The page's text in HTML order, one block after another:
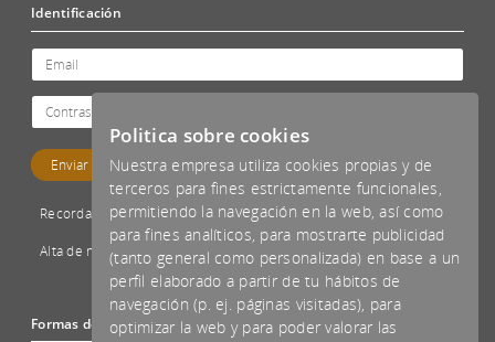
Identificación
Recordar password
Alta de nuevo cliente
Formas de pago aceptadas
Politica sobre cookies
Nuestra empresa utiliza cookies propias y de
terceros para fines estrictamente funcionales,
permitiendo la navegación en la web, así como
para fines analíticos, para mostrarte publicidad
(tanto general como personalizada) en base a un
perfil elaborado a partir de tu hábitos de
navegación (p. ej. páginas visitadas), para
optimizar la web y para poder valorar las